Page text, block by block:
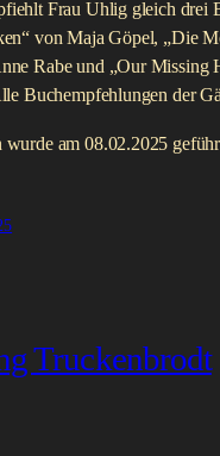
Frau Uhlig gleich drei
von Maja Göpel, „Die
Rabe und „Our Missing
Buchempfehlungen der
wurde am 08.02.2025
Truckenbrodt